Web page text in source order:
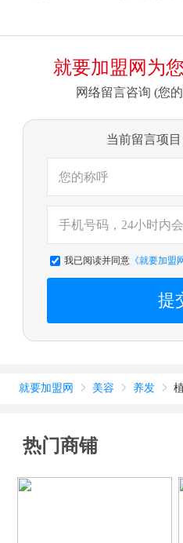
就要加盟网为
网络留言咨询 (您
当前留言项
我已阅读并同意《就要加盟
提
就要加盟网  美容  养发 
热门商铺